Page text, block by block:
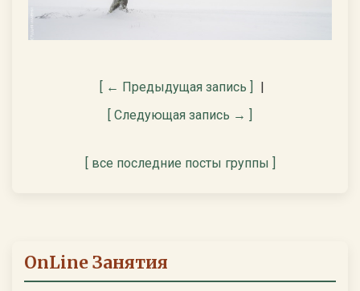
[ ← Предыдущая запись ]
|
[ Следующая запись → ]
[ все последние посты группы ]
OnLine Занятия